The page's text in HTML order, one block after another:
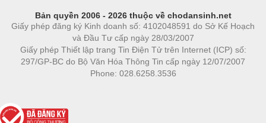
Bản quyền 2006 - 2026 thuộc về chodansinh.net
Giấy phép đăng ký Kinh doanh số: 4102048591 do Sở Kế Hoạch
và Đầu Tư cấp ngày 28/03/2007
Giấy phép Thiết lập trang Tin Điện Tử trên Internet (ICP) số:
297/GP-BC do Bộ Văn Hóa Thông Tin cấp ngày 12/07/2007
Phone: 028.6258.3536